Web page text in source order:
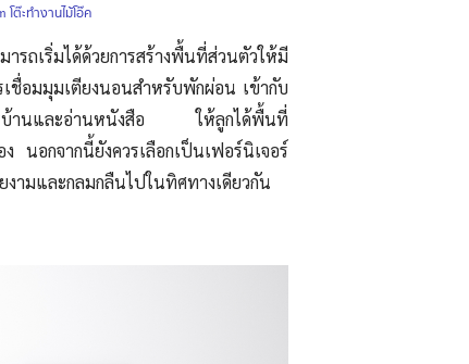
โต๊ะทำงานไม้โอ๊ค
เริ่มได้ด้วยการสร้างพื้นที่ส่วนตัวให้มี
ชื่อมมุมเตียงนอนสำหรับพักผ่อน เข้ากับ
ารบ้านและอ่านหนังสือ ให้ลูกได้พื้นที่
นอกจากนี้ยังควรเลือกเป็นเฟอร์นิเจอร์
งามและกลมกลืนไปในทิศทางเดียวกัน